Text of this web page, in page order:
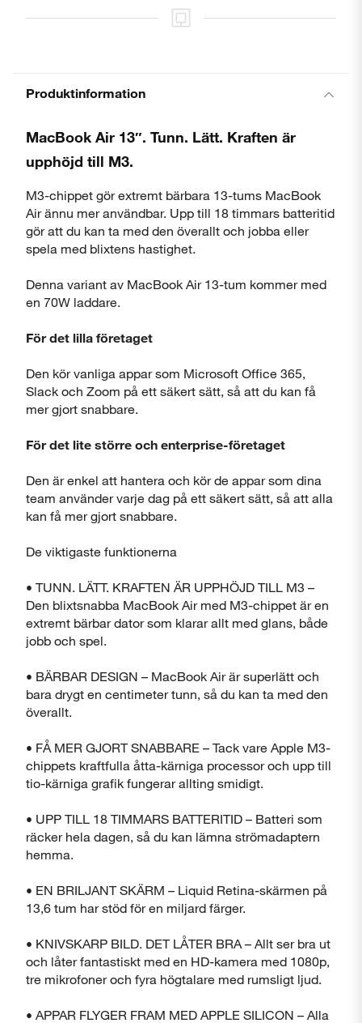
Produktinformation
MacBook Air 13″. Tunn. Lätt. Kraften är
upphöjd till M3.
M3-chippet gör extremt bärbara 13-tums MacBook
Air ännu mer användbar. Upp till 18 timmars batteritid
gör att du kan ta med den överallt och jobba eller
spela med blixtens hastighet.
Denna variant av MacBook Air 13-tum kommer med
en 70W laddare.
För det lilla företaget
Den kör vanliga appar som Microsoft Office 365,
Slack och Zoom på ett säkert sätt, så att du kan få
mer gjort snabbare.
För det lite större och enterprise-företaget
Den är enkel att hantera och kör de appar som dina
team använder varje dag på ett säkert sätt, så att alla
kan få mer gjort snabbare.
De viktigaste funktionerna
• TUNN. LÄTT. KRAFTEN ÄR UPPHÖJD TILL M3 –
Den blixtsnabba MacBook Air med M3-chippet är en
extremt bärbar dator som klarar allt med glans, både
jobb och spel.
• BÄRBAR DESIGN – MacBook Air är superlätt och
bara drygt en centimeter tunn, så du kan ta med den
överallt.
• FÅ MER GJORT SNABBARE – Tack vare Apple M3-
chippets kraftfulla åtta-kärniga processor och upp till
tio-kärniga grafik fungerar allting smidigt.
• UPP TILL 18 TIMMARS BATTERITID – Batteri som
räcker hela dagen, så du kan lämna strömadaptern
hemma.
• EN BRILJANT SKÄRM – Liquid Retina-skärmen på
13,6 tum har stöd för en miljard färger.
• KNIVSKARP BILD. DET LÅTER BRA – Allt ser bra ut
och låter fantastiskt med en HD-kamera med 1080p,
tre mikrofoner och fyra högtalare med rumsligt ljud.
• APPAR FLYGER FRAM MED APPLE SILICON – Alla